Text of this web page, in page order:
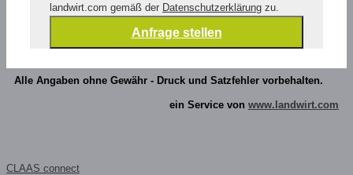
landwirt.com gemäß der Datenschutzerklärung zu.
Alle Angaben ohne Gewähr - Druck und Satzfehler vorbehalten.
ein Service von www.landwirt.com
CLAAS connect